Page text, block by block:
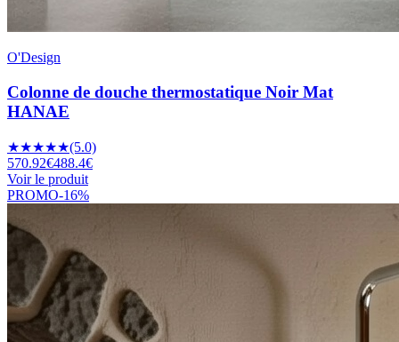
O'Design
Colonne de douche thermostatique Noir Mat
HANAE
★★★★★(5.0)
570.92€488.4€
Voir le produit
PROMO-16%